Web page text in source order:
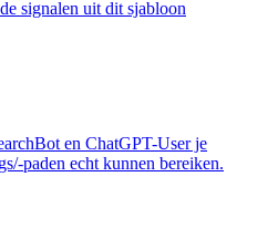
signalen uit dit sjabloon
en ChatGPT-User je
paden echt kunnen bereiken.